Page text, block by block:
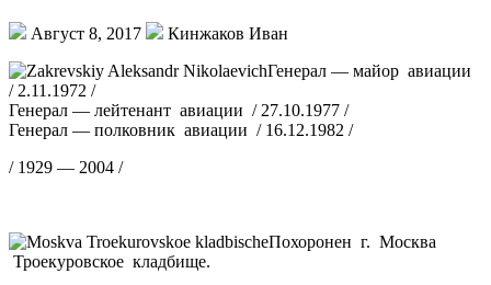
Август 8, 2017
Кинжаков Иван
Генерал — майор авиации
/ 2.11.1972 /
Генерал — лейтенант авиации / 27.10.1977 /
Генерал — полковник авиации / 16.12.1982 /
/ 1929 — 2004 /
Похоронен г. Москва
Троекуровское кладбище.